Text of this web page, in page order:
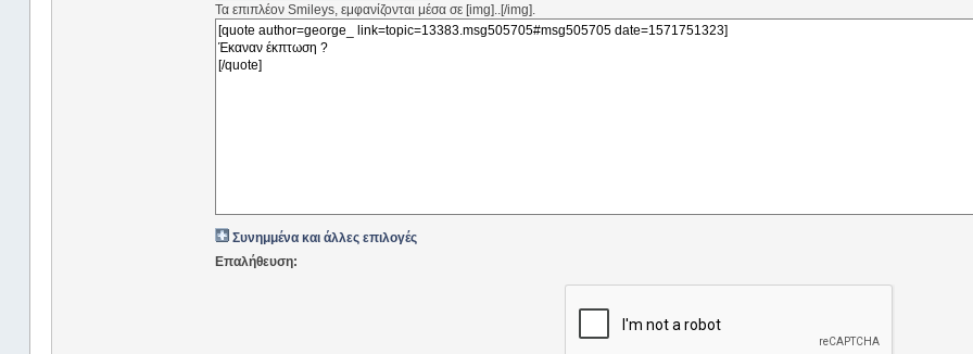
Τα επιπλέον Smileys, εμφανίζονται μέσα σε [img]..[/img].
Συνημμένα και άλλες επιλογές
Επαλήθευση: